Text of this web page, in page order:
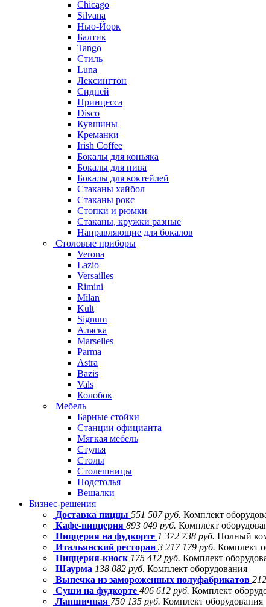
Chicago
Silvana
Нью-Йорк
Балтик
Tango
Стиль
Luna
Лексингтон
Сидней
Принцесса
Disco
Кувшины
Креманки
Irish Coffee
Бокалы для коньяка
Бокалы для пива
Бокалы для коктейлей
Стаканы хайбол
Стаканы рокс
Стопки и рюмки
Стаканы, кружки разные
Направляющие для бокалов
Столовые приборы
Verona
Lazio
Versailles
Rimini
Milan
Kult
Signum
Аляска
Marselles
Parma
Astra
Bazis
Vals
Колобок
Мебель
Барные стойки
Станции официанта
Мягкая мебель
Стулья
Столы
Столешницы
Подстолья
Вешалки
Бизнес-решения
Доставка пиццы 551 507 руб. Комплект
Кафе-пиццерия 893 049 руб. Комплект
Пиццерия на фудкорте 1 372 738 руб. Полный
Итальянский ресторан 3 217 179 руб. Комплект
Пиццерия-киоск 175 412 руб. Комплект
Шаурма 138 082 руб. Комплект оборудования
Выпечка из замороженных полуфабрикатов
Суши на фудкорте 406 612 руб. Комплект
Лапшичная 750 135 руб. Комплект оборудования